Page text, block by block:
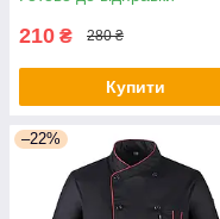
210 ₴ 280 ₴
Купити
–22%